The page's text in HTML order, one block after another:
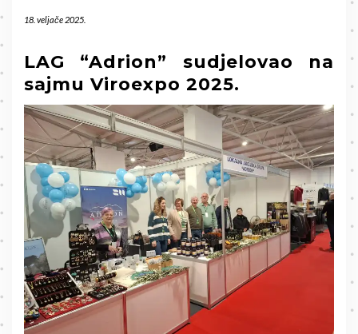
18. veljače 2025.
LAG “Adrion” sudjelovao na
sajmu Viroexpo 2025.